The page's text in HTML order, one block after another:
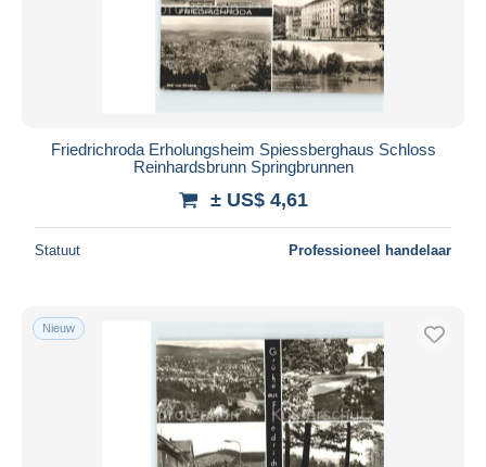
Friedrichroda Erholungsheim Spiessberghaus Schloss
Reinhardsbrunn Springbrunnen
± US$ 4,61
Statuut Professioneel handelaar
Nieuw